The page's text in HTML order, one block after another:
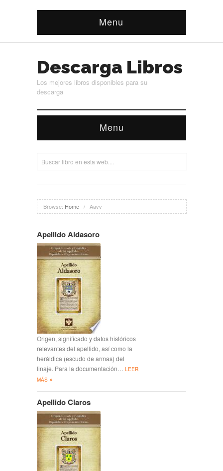
Menu
Descarga Libros
Los mejores libros disponibles para su
descarga
Menu
Browse: Home / Aavv
Apellido Aldasoro
Origen, significado y datos históricos
relevantes del apellido, así como la
heráldica (escudo de armas) del
linaje. Para la documentación…
LEER
MÁS »
Apellido Claros